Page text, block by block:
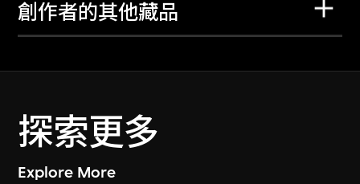
創作者的其他藏品
探索更多
Explore More